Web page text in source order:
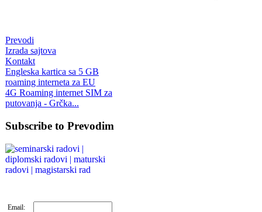
Prevodi
Izrada sajtova
Kontakt
Engleska kartica sa 5 GB
roaming interneta za EU
4G Roaming internet SIM za
putovanja - Grčka...
Subscribe to Prevodim
Email: